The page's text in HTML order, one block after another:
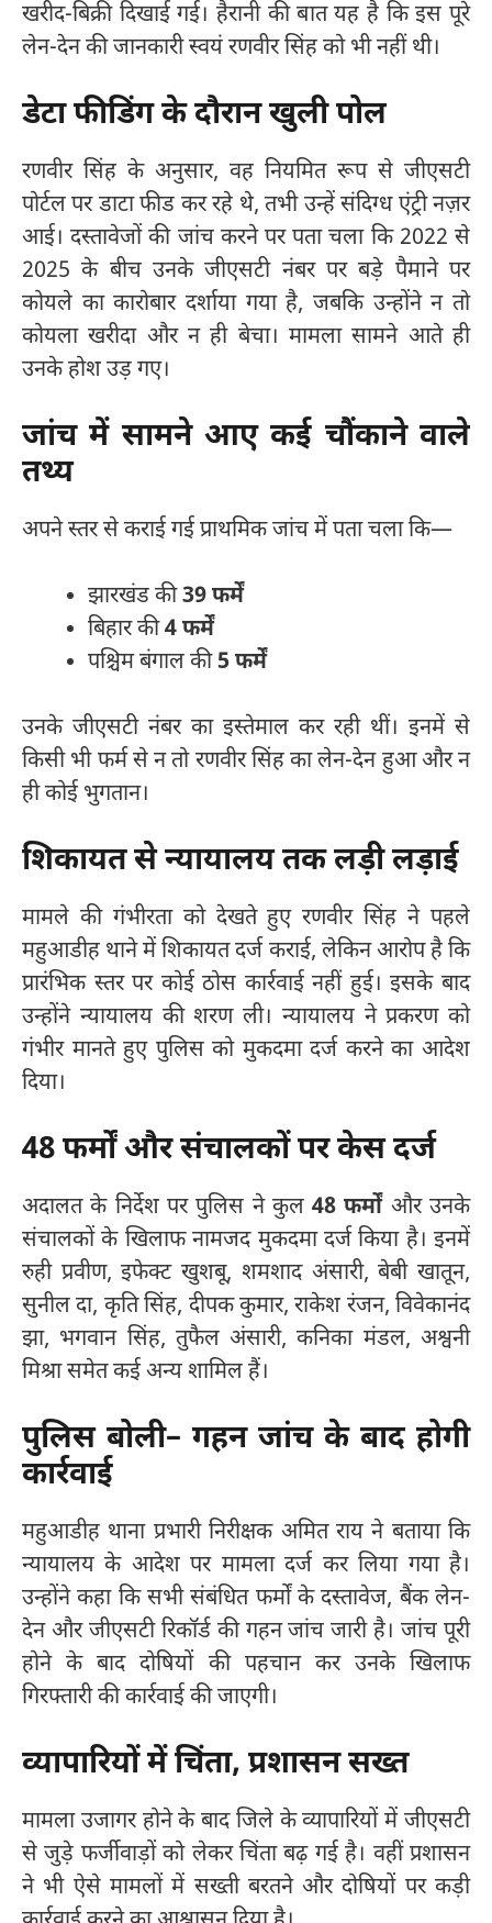
खरीद-बिक्री दिखाई गई। हैरानी की बात यह है कि इस पूरे
लेन-देन की जानकारी स्वयं रणवीर सिंह को भी नहीं थी।
डेटा फीडिंग के दौरान खुली पोल
रणवीर सिंह के अनुसार, वह नियमित रूप से जीएसटी
पोर्टल पर डाटा फीड कर रहे थे, तभी उन्हें संदिग्ध एंट्री नज़र
आई। दस्तावेजों की जांच करने पर पता चला कि 2022 से
2025 के बीच उनके जीएसटी नंबर पर बड़े पैमाने पर
कोयले का कारोबार दर्शाया गया है, जबकि उन्होंने न तो
कोयला खरीदा और न ही बेचा। मामला सामने आते ही
उनके होश उड़ गए।
जांच में सामने आए कई चौंकाने वाले
तथ्य
अपने स्तर से कराई गई प्राथमिक जांच में पता चला कि—
झारखंड की39 फर्में
बिहार की4 फर्में
पश्चिम बंगाल की5 फर्में
उनके जीएसटी नंबर का इस्तेमाल कर रही थीं। इनमें से
किसी भी फर्म से न तो रणवीर सिंह का लेन-देन हुआ और न
ही कोई भुगतान।
शिकायत से न्यायालय तक लड़ी लड़ाई
मामले की गंभीरता को देखते हुए रणवीर सिंह ने पहले
महुआडीह थाने में शिकायत दर्ज कराई, लेकिन आरोप है कि
प्रारंभिक स्तर पर कोई ठोस कार्रवाई नहीं हुई। इसके बाद
उन्होंने न्यायालय की शरण ली। न्यायालय ने प्रकरण को
गंभीर मानते हुए पुलिस को मुकदमा दर्ज करने का आदेश
दिया।
48 फर्मों और संचालकों पर केस दर्ज
अदालत के निर्देश पर पुलिस ने कुल48 फर्मोंऔर उनके
संचालकों के खिलाफ नामजद मुकदमा दर्ज किया है। इनमें
रुही प्रवीण, इफेक्ट खुशबू, शमशाद अंसारी, बेबी खातून,
सुनील दा, कृति सिंह, दीपक कुमार, राकेश रंजन, विवेकानंद
झा, भगवान सिंह, तुफैल अंसारी, कनिका मंडल, अश्वनी
मिश्रा समेत कई अन्य शामिल हैं।
पुलिस बोली– गहन जांच के बाद होगी
कार्रवाई
महुआडीह थाना प्रभारी निरीक्षक अमित राय ने बताया कि
न्यायालय के आदेश पर मामला दर्ज कर लिया गया है।
उन्होंने कहा कि सभी संबंधित फर्मों के दस्तावेज, बैंक लेन-
देन और जीएसटी रिकॉर्ड की गहन जांच जारी है। जांच पूरी
होने के बाद दोषियों की पहचान कर उनके खिलाफ
गिरफ्तारी की कार्रवाई की जाएगी।
व्यापारियों में चिंता, प्रशासन सख्त
मामला उजागर होने के बाद जिले के व्यापारियों में जीएसटी
से जुड़े फर्जीवाड़ों को लेकर चिंता बढ़ गई है। वहीं प्रशासन
ने भी ऐसे मामलों में सख्ती बरतने और दोषियों पर कड़ी